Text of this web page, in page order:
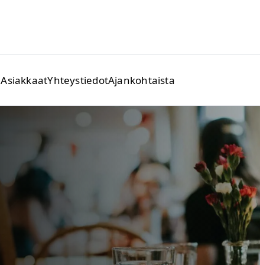
AsiakkaatYhteystiedotAjankohtaista